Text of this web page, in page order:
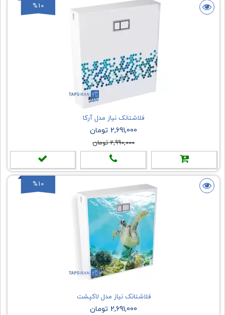
%10
فلاشتانک نیاز مدل آرکا
2,691,000 تومان
2,990,000 تومان
%10
فلاشتانک نیاز مدل لاکپشت
2,691,000 تومان